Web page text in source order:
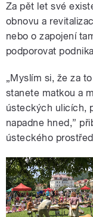
Za pět let své
obnovu a
nebo o zapojení
podporovat
„Myslím si, že za
stanete matkou a
ústeckých ulicích,
napadne hned,”
ústeckého